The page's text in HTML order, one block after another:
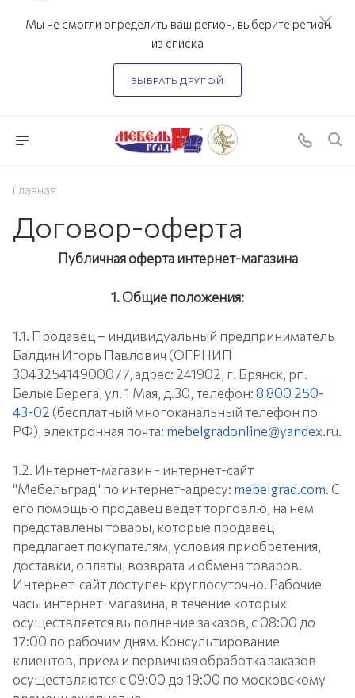
Мы не смогли определить ваш регион, выберите регион
из списка
ВЫБРАТЬ ДРУГОЙ
Главная
Договор-оферта
Публичная оферта интернет-магазина
1. Общие положения:
1.1. Продавец – индивидуальный предприниматель
Балдин Игорь Павлович (ОГРНИП
304325414900077, адрес: 241902, г. Брянск, рп.
Белые Берега, ул. 1 Мая, д.30, телефон:8 800 250-
43-02 (бесплатный многоканальный телефон по
РФ), электронная почта: mebelgradonline@yandex.ru.
1.2. Интернет-магазин - интернет-сайт
"Мебельград" по интернет-адресу: mebelgrad.com. С
его помощью продавец ведет торговлю, на нем
представлены товары, которые продавец
предлагает покупателям, условия приобретения,
доставки, оплаты, возврата и обмена товаров.
Интернет-сайт доступен круглосуточно. Рабочие
часы интернет-магазина, в течение которых
осуществляется выполнение заказов, с 08:00 до
17:00 по рабочим дням. Консультирование
клиентов, прием и первичная обработка заказов
осуществляются с 09:00 до 19:00 по московскому